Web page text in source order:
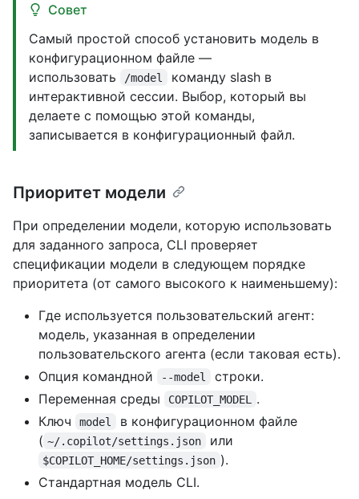
Совет
Самый простой способ установить модель в
конфигурационном файле —
использовать
/model
команду slash в
интерактивной сессии. Выбор, который вы
делаете с помощью этой команды,
записывается в конфигурационный файл.
Приоритет модели
При определении модели, которую использовать
для заданного запроса, CLI проверяет
спецификации модели в следующем порядке
приоритета (от самого высокого к наименьшему):
Где используется пользовательский агент:
модель, указанная в определении
пользовательского агента (если таковая есть).
Опция командной
--model
строки.
Переменная среды
COPILOT_MODEL
.
Ключ
model
в конфигурационном файле
( ~/.copilot/settings.json или
$COPILOT_HOME/settings.json ).
Стандартная модель CLI.